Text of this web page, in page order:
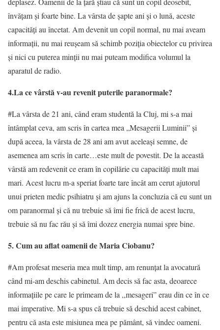
învăţam şi foarte bine. La vârsta de şapte ani şi o lună, aceste
capacităţi au încetat. Am devenit un copil normal, nu mai aveam
informaţii, nu mai reuşeam să schimb poziţia obiectelor cu privirea
şi nici cu puterea minţii nu mai puteam modifica volumul la
aparatul de radio.
4.La ce vârstă v-au revenit puterile paranormale?
#La vârsta de 21 ani, când eram studentă la Cluj, mi s-a mai
întâmplat ceva, am scris în cartea mea „Mesagerii Luminii” şi
după aceea, la vârsta de 28 ani am avut aceleaşi semne, de
asemenea am scris în carte…este mult de povestit. De la această
vârstă am redevenit ce eram în copilărie cu capacităţi mult mai
mari. Acest lucru m-a speriat foarte tare încât am cerut ajutorul
unui prieten medic psihiatru şi am ajuns la concluzia că eu sunt un
om paranormal şi că nu trebuie să îmi fie frică de acest lucru,
trebuie să nu fac rău şi să îmi dozez energia numai spre bine.
5. Cum au aflat oamenii de Maria Ciobanu?
#Am profesat meseria mea mult timp, am renunţat la avocatură
când mi-am deschis cabinetul. Am decis să fac asta, deoarece
informaţiile pe care le primeam de la ,,mesageri” erau din ce în ce
mai imperative. Mi s-a spus că trebuie să deschid acest cabinet,
pentru că asta este misiunea mea pe pământ, să vindec oameni.